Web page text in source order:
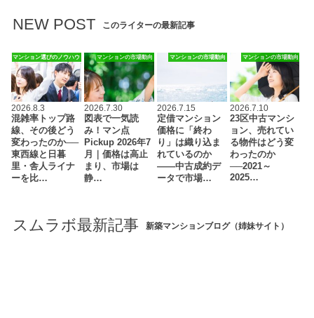
NEW POST このライターの最新記事
マンション選びのノウハウ
2026.8.3
混雑率トップ路
線、その後どう
変わったのか──
東西線と日暮
里・舎人ライナ
ーを比…
マンションの市場動向
2026.7.30
図表で一気読
み！マン点
Pickup 2026年7
月｜価格は高止
まり、市場は
静…
マンションの市場動向
2026.7.15
定借マンション
価格に「終わ
り」は織り込ま
れているのか
――中古成約デ
ータで市場…
マンションの市場動向
2026.7.10
23区中古マンシ
ョン、売れてい
る物件はどう変
わったのか
──2021～
2025…
スムラボ最新記事 新築マンションブログ（姉妹サイト）